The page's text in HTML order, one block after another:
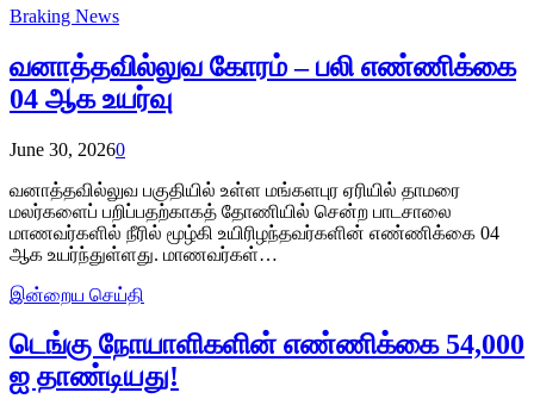
Braking News
வனாத்தவில்லுவ கோரம் – பலி எண்ணிக்கை
04 ஆக உயர்வு
June 30, 20260
வனாத்தவில்லுவ பகுதியில் உள்ள மங்களபுர ஏரியில் தாமரை
மலர்களைப் பறிப்பதற்காகத் தோணியில் சென்ற பாடசாலை
மாணவர்களில் நீரில் மூழ்கி உயிரிழந்தவர்களின் எண்ணிக்கை 04
ஆக உயர்ந்துள்ளது. மாணவர்கள்…
இன்றைய செய்தி
டெங்கு நோயாளிகளின் எண்ணிக்கை 54,000
ஐ தாண்டியது!